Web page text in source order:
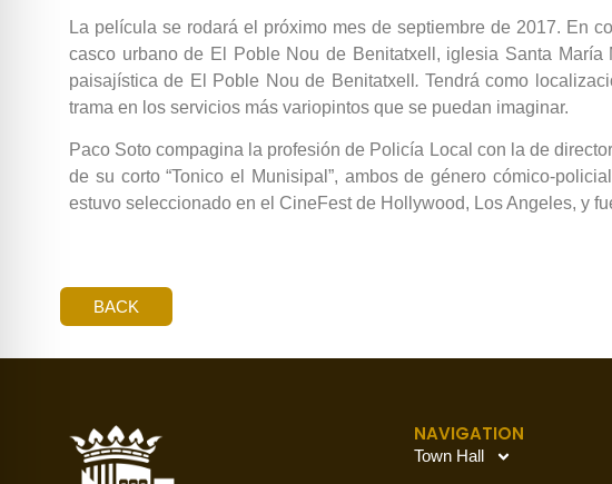
La película se rodará el próximo mes de septiembre de 2017. En
casco urbano de El Poble Nou de Benitatxell, iglesia Santa
paisajística de El Poble Nou de Benitatxell . Tendrá como
trama en los servicios más variopintos que se puedan imaginar.
Paco Soto compagina la profesión de Policía Local con la de
de su corto “Tonico el Munisipal”, ambos de género cómico-
estuvo seleccionado en el CineFest de Hollywood, Los Angeles, y
BACK
NAVIGATION
Town Hall